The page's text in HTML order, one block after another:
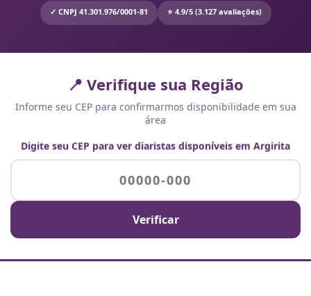
✓ CNPJ 41.301.976/0001-81 ⭐ 4.9/5 (3.127 avaliações)
📍 Verifique sua Região
Informe seu CEP para confirmarmos disponibilidade em sua
área
Digite seu CEP para ver diaristas disponíveis em Argirita
Verificar